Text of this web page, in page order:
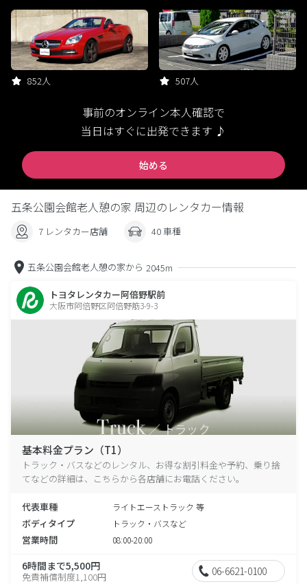
852人 507人
事前のオンライン本人確認で
当日はすぐに出発できます ♪
始める
五条公園会館老人憩の家 周辺のレンタカー情報
7 レンタカー店舗 40 車種
五条公園会館老人憩の家から 2045m
トヨタレンタカー阿倍野駅前
大阪市阿倍野区阿倍野筋3-9-3
基本料金プラン（T1）
トラック・バスなどのレンタル、お得な割引料金や予約、乗り捨
てなどの詳細は、こちらから各店舗にお電話ください。
代表車種 ライトエーストラック 等
ボディタイプ トラック・バスなど
営業時間 08:00-20:00
6時間まで5,500円
免責補償制度1,100円 06-6621-0100